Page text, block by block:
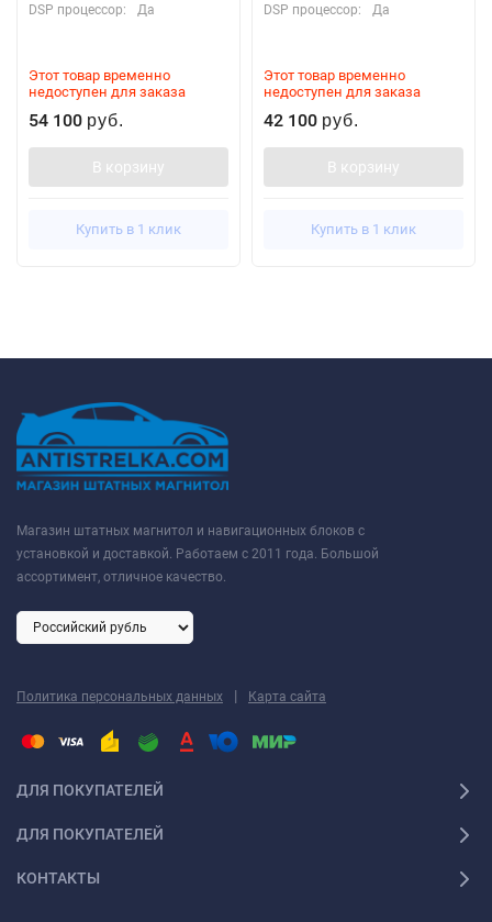
DSP процессор: Да
Этот товар временно
недоступен для заказа
54 100 руб.
В корзину
Купить в 1 клик
DSP процессор: Да
Этот товар временно
недоступен для заказа
42 100 руб.
В корзину
Купить в 1 клик
Магазин штатных магнитол и навигационных блоков с
установкой и доставкой. Работаем с 2011 года. Большой
ассортимент, отличное качество.
Политика персональных данных | Карта сайта
ДЛЯ ПОКУПАТЕЛЕЙ
ДЛЯ ПОКУПАТЕЛЕЙ
КОНТАКТЫ